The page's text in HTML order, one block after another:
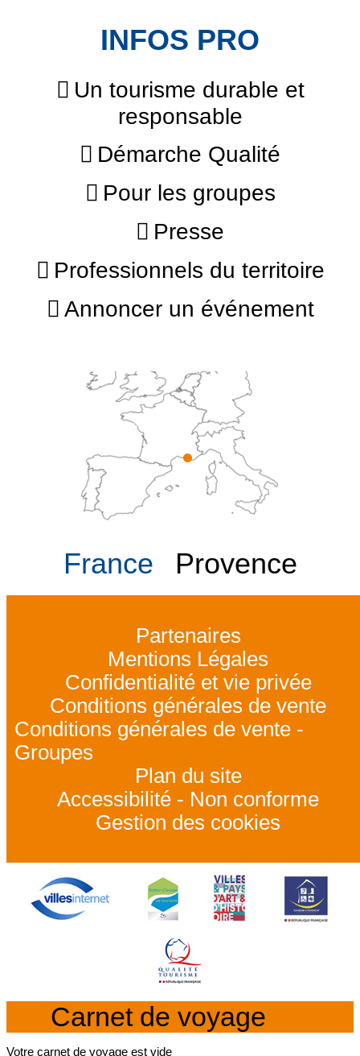
INFOS PRO
Un tourisme durable et
responsable
Démarche Qualité
Pour les groupes
Presse
Professionnels du territoire
Annoncer un événement
France Provence
Partenaires
Mentions Légales
Confidentialité et vie privée
Conditions générales de vente
Conditions générales de vente -
Groupes
Plan du site
Accessibilité - Non conforme
Gestion des cookies
Carnet de voyage
Votre carnet de voyage est vide